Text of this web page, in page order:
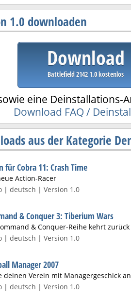
1.0 downloaden
Download
Battlefield 2142 1.0 kostenlos
eine Deinstallations-
Download FAQ /
aus der Kategorie
für Cobra 11: Crash Time
Action-Racer
| deutsch | Version 1.0
& Conquer 3: Tiberium Wars
& Conquer-Reihe kehrt zurück
| deutsch | Version 1.0
Manager 2007
deinen Verein mit Managergeschick
| deutsch | Version 1.0